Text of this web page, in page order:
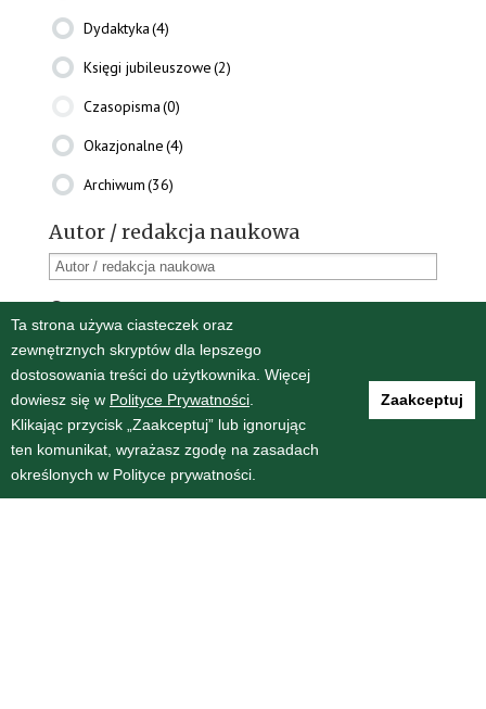
Ta strona używa ciasteczek oraz
zewnętrznych skryptów dla lepszego
dostosowania treści do użytkownika. Więcej
dowiesz się w Polityce Prywatności
Klikając przycisk „Zaakceptuj” lub ignorując
ten komunikat, wyrażasz zgodę na zasadach
określonych w Polityce prywatności.
Zaakceptuj
Dydaktyka(4)
Księgi jubileuszowe(2)
Czasopisma(0)
Okazjonalne(4)
Archiwum(36)
Autor / redakcja naukowa
Oprawa
Miękka(110)
Twarda(9)
Rok wydania